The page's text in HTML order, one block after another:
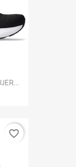
favorite_border